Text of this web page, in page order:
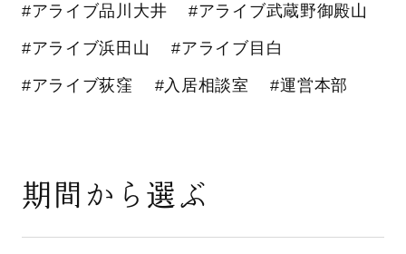
#アライブ品川大井 #アライブ武蔵野御殿山
#アライブ浜田山 #アライブ目白
#アライブ荻窪 #入居相談室 #運営本部
期間から選ぶ